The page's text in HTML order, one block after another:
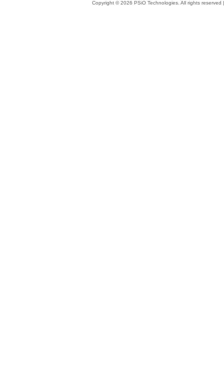
Copyright © 2026 PSiO Technologies. All rights reserved